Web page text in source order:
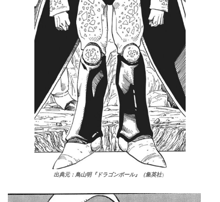
出典元：鳥山明『ドラゴンボール』（集英社）